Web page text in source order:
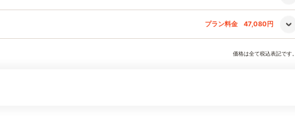
プラン料金 47,080円
価格は全て税込表記です。